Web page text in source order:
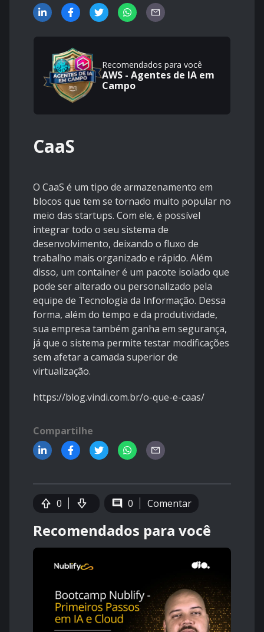
Recomendados para você
AWS - Agentes de IA em
Campo
CaaS
O CaaS é um tipo de armazenamento em
blocos que tem se tornado muito popular no
meio das startups. Com ele, é possível
integrar todo o seu sistema de
desenvolvimento, deixando o fluxo de
trabalho mais organizado e rápido. Além
disso, um container é um pacote isolado que
pode ser alterado ou personalizado pela
equipe de Tecnologia da Informação. Dessa
forma, além do tempo e da produtividade,
sua empresa também ganha em segurança,
já que o sistema permite testar modificações
sem afetar a camada superior de
virtualização.
https://blog.vindi.com.br/o-que-e-caas/
Compartilhe
0 0 Comentar
Recomendados para você